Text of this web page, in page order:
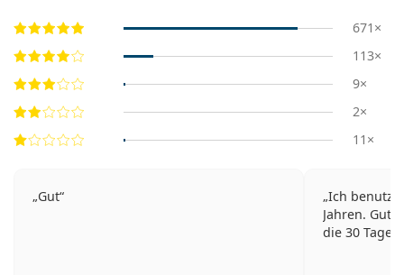
671×
113×
9×
2×
11×
Gut
Ich
Jahren. Gut
die 30 Tage